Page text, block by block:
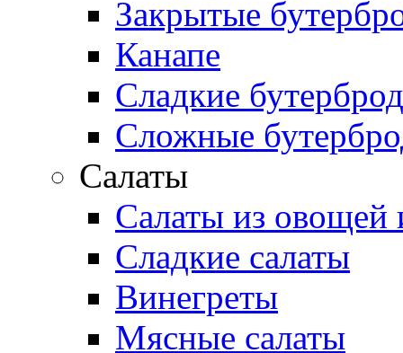
Закрытые
Канапе
Сладкие
Сложные
Салаты
Салаты из овощей
Сладкие салаты
Винегреты
Мясные салаты